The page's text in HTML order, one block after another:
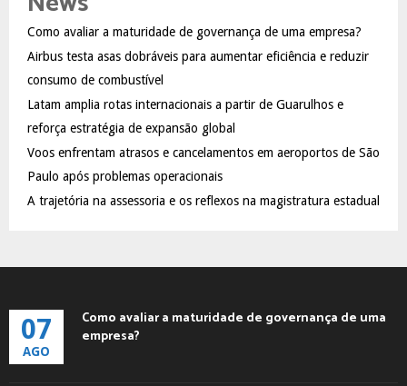
o
r
:
R
Como avaliar a maturidade de governança de uma empresa?
Airbus testa asas dobráveis para aumentar eficiência e reduzir
consumo de combustível
Latam amplia rotas internacionais a partir de Guarulhos e
reforça estratégia de expansão global
Voos enfrentam atrasos e cancelamentos em aeroportos de São
Paulo após problemas operacionais
A trajetória na assessoria e os reflexos na magistratura estadual
07
AGO
Como avaliar a maturidade de governança de uma
empresa?